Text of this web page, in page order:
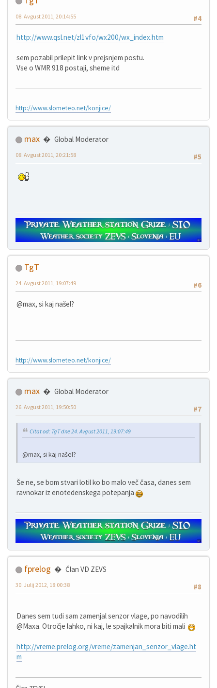
#4
08. Avgust 2011, 20:14:55
http://www.qsl.net/zl1vfo/wx200/wx_index.htm
sem pozabil prilepit link v prejsnjem postu.
Vse o WMR 918 postaji, sheme itd
http://www.slometeo.net/konjice/
max
Global Moderator
#5
08. Avgust 2011, 20:21:58
TgT
#6
24. Avgust 2011, 19:07:49
@max, si kaj našel?
http://www.slometeo.net/konjice/
max
Global Moderator
#7
26. Avgust 2011, 19:50:50
Citat od: TgT dne 24. Avgust 2011, 19:07:49
@max, si kaj našel?
Še ne, se bom stvari lotil ko bo malo več časa, danes sem
ravnokar iz enotedenskega potepanja
fprelog
Član VD ZEVS
#8
30. Julij 2012, 18:00:38
Danes sem tudi sam zamenjal senzor vlage, po navodilih
@Maxa. Otročje lahko, ni kaj, le spajkalnik mora biti mali
http://vreme.prelog.org/vreme/zamenjan_senzor_vlage.ht
m